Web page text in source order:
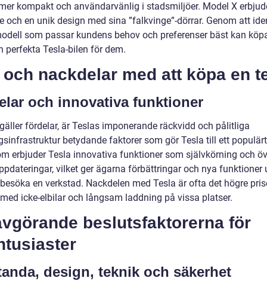
kompakt och användarvänlig i stadsmiljöer. Model X
och en unik design med sina ”falkvinge”-dörrar. Genom att
som passar kundens behov och preferenser bäst kan
perfekta Tesla-bilen för dem.
och nackdelar med att köpa en
och innovativa funktioner
fördelar, är Teslas imponerande räckvidd och pålitliga
betydande faktorer som gör Tesla till ett
erbjuder Tesla innovativa funktioner som självkörning och
vilket ger ägarna förbättringar och nya funktioner
en verkstad. Nackdelen med Tesla är ofta det högre
icke-elbilar och långsam laddning på vissa platser.
beslutsfaktorerna för
design, teknik och säkerhet